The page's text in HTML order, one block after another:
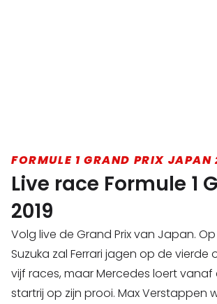
FORMULE 1 GRAND PRIX JAPAN
Live race Formule 1
2019
Volg live de Grand Prix van Japan.
Suzuka zal Ferrari jagen op de vierde
vijf races, maar Mercedes loert
startrij op zijn prooi. Max Verstappen